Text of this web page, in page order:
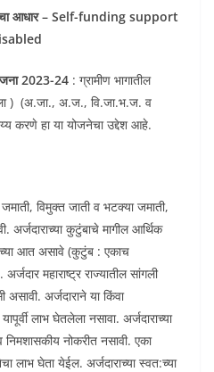
आधार – Self-funding support
2023-24 : ग्रामीण भागातील
) (अ.जा., अ.ज., वि.जा.भ.ज. व
करणे हा या योजनेचा उद्देश आहे.
विमुक्त जाती व भटक्या जमाती,
अर्जदाराच्या कुटुंबाचे मागील आर्थिक
आत असावे (कुटुंब : एकाच
महाराष्ट्र राज्यातील सांगली
असावी. अर्जदाराने या किंवा
लाभ घेतलेला नसावा. अर्जदाराच्या
नोकरीत नसावी. एका
लाभ घेता येईल. अर्जदाराच्या स्वत:च्या